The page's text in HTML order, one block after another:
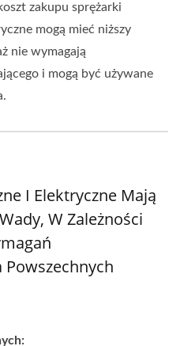
zakupu sprężarki
mogą mieć niższy
nie wymagają
i mogą być używane
I Elektryczne Mają
W Zależności